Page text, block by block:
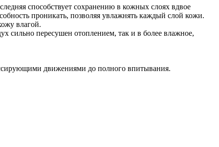
способствует сохранению в кожных слоях вдвое
проникать, позволяя увлажнять каждый слой кожи.
влагой.
сильно пересушен отоплением, так и в более влажное,
движениями до полного впитывания.